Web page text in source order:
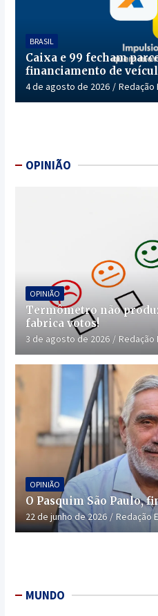
BRASIL
Caixa e 99 fecham
financiamento de
4 de agosto de 2026 Redação
OPINIÃO
OPINIÃO
Termômetro não
fabrica votos!
3 de agosto de 2026 Redação
OPINIÃO
O Pasquim São Paulo,
22 de junho de 2026 Redação
MUNDO